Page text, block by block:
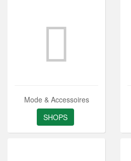
Mode & Accessoires
SHOPS